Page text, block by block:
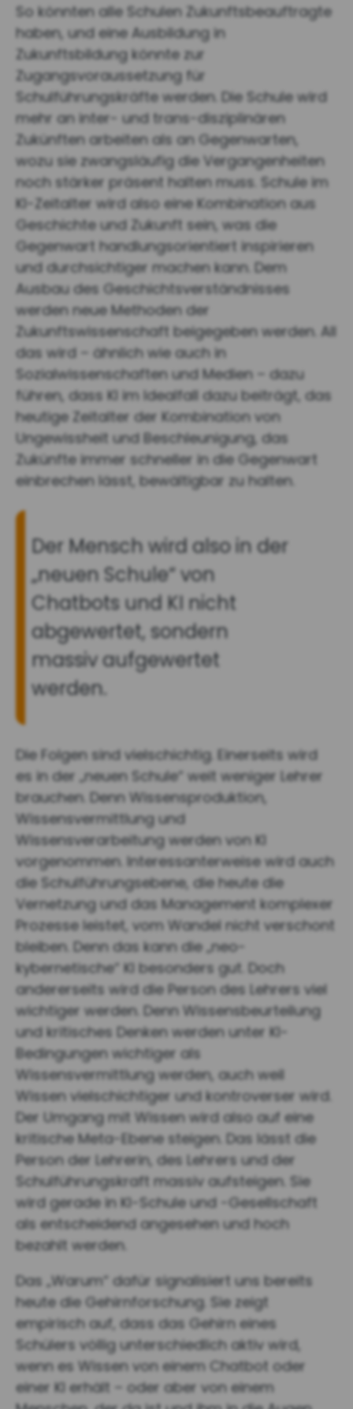
So könnten alle Schulen Zukunftsbeauftragte
haben, und eine Ausbildung in
Zukunftsbildung könnte zur
Zugangsvoraussetzung für
Schulführungskräfte werden. Die Schule wird
mehr an inter- und trans-disziplinären
Zukünften arbeiten als an Gegenwarten,
wozu sie zwangsläufig die Vergangenheiten
noch stärker präsent halten muss. Schule im
KI-Zeitalter wird also eine Kombination aus
Geschichte und Zukunft sein, was die
Gegenwart handlungsorientiert inspirieren
und durchsichtiger machen kann. Dem
Ausbau des Geschichtsverständnisses
werden neue Methoden der
Zukunftswissenschaft beigegeben werden. All
das wird – ähnlich wie auch in
Sozialwissenschaften und Medien – dazu
führen, dass KI im Idealfall dazu beiträgt, das
heutige Zeitalter der Kombination von
Ungewissheit und Beschleunigung, das
Zukünfte immer schneller in die Gegenwart
einbrechen lässt, bewältigbar zu halten.
Der Mensch wird also in der
„neuen Schule“ von
Chatbots und KI nicht
abgewertet, sondern
massiv aufgewertet
werden.
Die Folgen sind vielschichtig. Einerseits wird
es in der „neuen Schule“ weit weniger Lehrer
brauchen. Denn Wissensproduktion,
Wissensvermittlung und
Wissensverarbeitung werden von KI
vorgenommen. Interessanterweise wird auch
die Schulführungsebene, die heute die
Vernetzung und das Management komplexer
Prozesse leistet, vom Wandel nicht verschont
bleiben. Denn das kann die „neo-
kybernetische“ KI besonders gut. Doch
andererseits wird die Person des Lehrers viel
wichtiger werden. Denn Wissensbeurteilung
und kritisches Denken werden unter KI-
Bedingungen wichtiger als
Wissensvermittlung werden, auch weil
Wissen vielschichtiger und kontroverser wird.
Der Umgang mit Wissen wird also auf eine
kritische Meta-Ebene steigen. Das lässt die
Person der Lehrerin, des Lehrers und der
Schulführungskraft massiv aufsteigen. Sie
wird gerade in KI-Schule und -Gesellschaft
als entscheidend angesehen und hoch
bezahlt werden.
Das „Warum“ dafür signalisiert uns bereits
heute die Gehirnforschung. Sie zeigt
empirisch auf, dass das Gehirn eines
Schülers völlig unterschiedlich aktiv wird,
wenn es Wissen von einem Chatbot oder
einer KI erhält – oder aber von einem